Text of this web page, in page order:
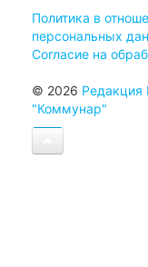
Политика в
персональных
Согласие на
© 2026 Редакция
"Коммунар"